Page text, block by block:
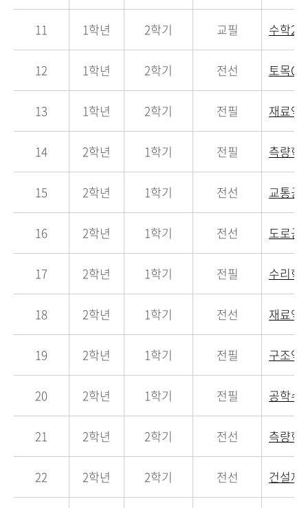
11 1학년 2학기 교필 수학2
12 1학년 2학기 전선 토목
13 1학년 2학기 전필 재료역
14 2학년 1학기 전필 측량학
15 2학년 1학기 전선 교통공
16 2학년 1학기 전선 도로공
17 2학년 1학기 전필 수리학
18 2학년 1학기 전선 재료역
19 2학년 1학기 전필 구조역
20 2학년 1학기 전필 공학수
21 2학년 2학기 전선 측량학
22 2학년 2학기 전선 건설재